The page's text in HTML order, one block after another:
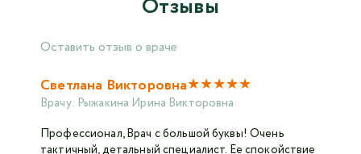
Отзывы
Оставить отзыв о враче
Светлана Викторовна★★★★★
Врачу: Рыжакина Ирина Викторовна
Профессионал, Врач с большой буквы! Очень
тактичный, детальный специалист. Ее спокойствие